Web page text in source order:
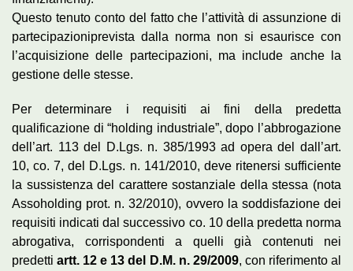
Questo tenuto conto del fatto che l’attività di assunzione di
partecipazioniprevista dalla norma non si esaurisce con
l’acquisizione delle partecipazioni, ma include anche la
gestione delle stesse.
Per determinare i requisiti ai fini della predetta
qualificazione di “holding industriale”, dopo l’abbrogazione
dell’art. 113 del D.Lgs. n. 385/1993 ad opera del dall’art.
10, co. 7, del D.Lgs. n. 141/2010, deve ritenersi sufficiente
la sussistenza del carattere sostanziale della stessa (nota
Assoholding prot. n. 32/2010), ovvero la soddisfazione dei
requisiti indicati dal successivo co. 10 della predetta norma
abrogativa, corrispondenti a quelli già contenuti nei
predettiartt. 12 e 13 del D.M. n. 29/2009, con riferimento al